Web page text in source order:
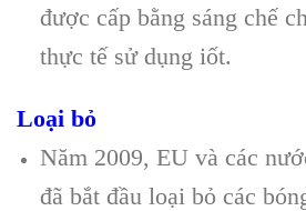
được cấp bằng sáng chế
thực tế sử dụng iốt.
Loại bỏ
Năm 2009, EU và các
đã bắt đầu loại bỏ các